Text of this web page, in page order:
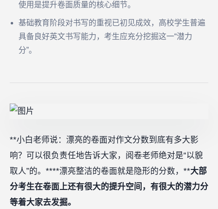
使用是提升卷面质量的核心细节。
基础教育阶段对书写的重视已初见成效，高校学生普遍
具备良好英文书写能力，考生应充分挖掘这一“潜力
分”。
**小白老师说：漂亮的卷面对作文分数到底有多大影
响？可以很负责任地告诉大家，阅卷老师绝对是“以貌
取人”的。****漂亮整洁的卷面就是隐形的分数，**大部
分考生在卷面上还有很大的提升空间，有很大的潜力分
等着大家去发掘。